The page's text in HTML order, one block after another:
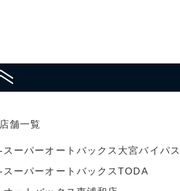
店舗一覧
スーパーオートバックス大宮バイパス
スーパーオートバックスTODA